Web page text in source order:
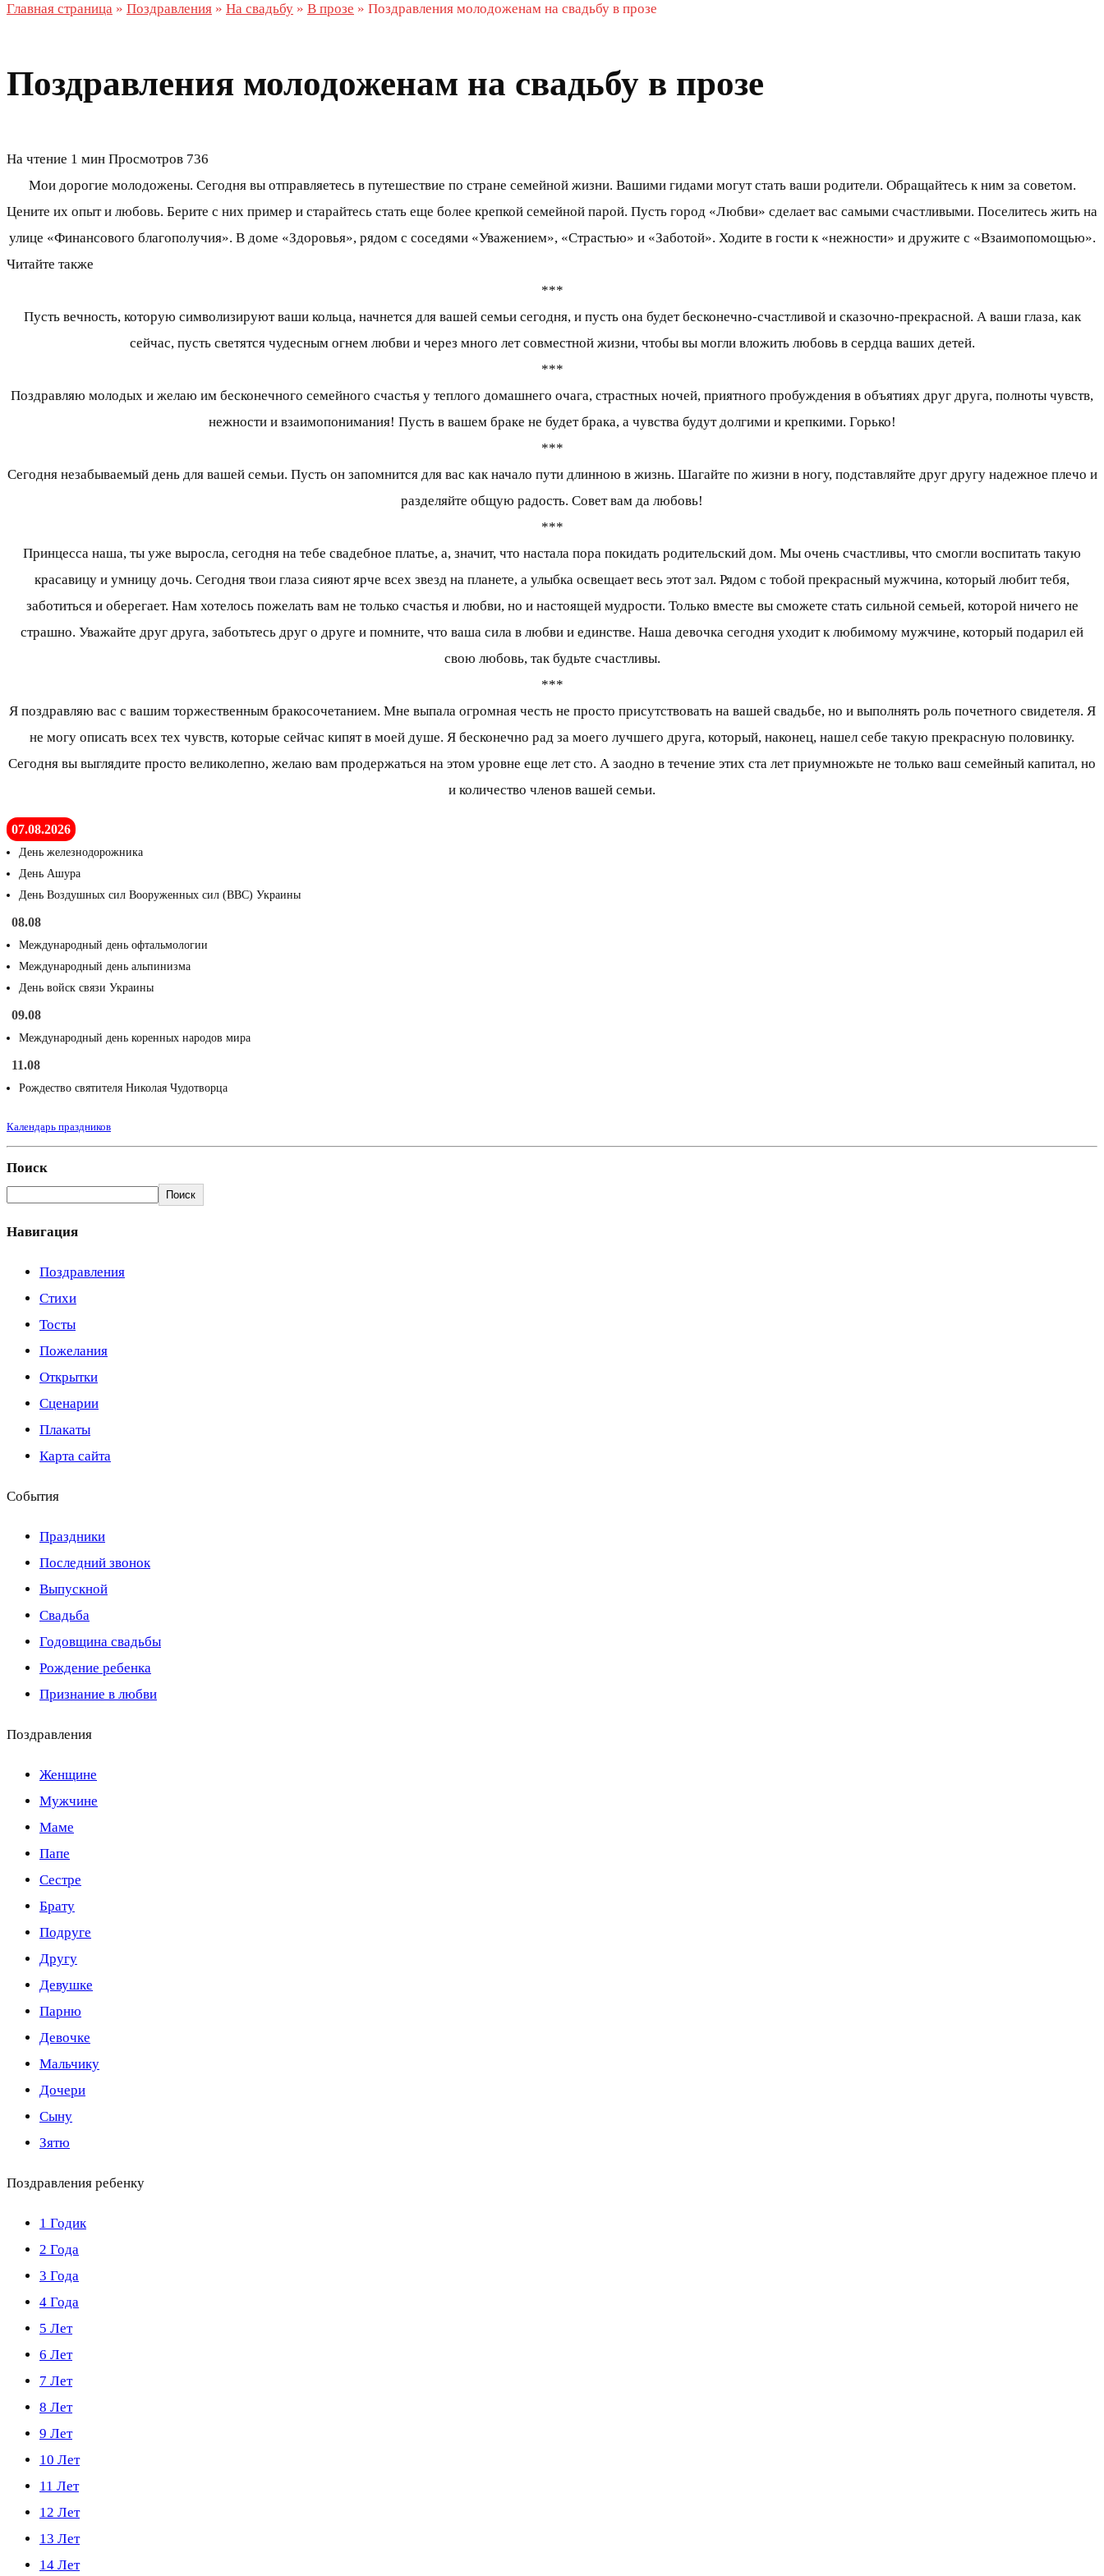
Главная страница » Поздравления » На свадьбу » В прозе » Поздравления молодоженам на свадьбу в прозе
Поздравления молодоженам на свадьбу в прозе
На чтение 1 мин Просмотров 736
Мои дорогие молодожены. Сегодня вы отправляетесь в путешествие по стране семейной жизни. Вашими гидами могут стать ваши родители. Обращайтесь к ним за советом.
Цените их опыт и любовь. Берите с них пример и старайтесь стать еще более крепкой семейной парой. Пусть город «Любви» сделает вас самыми счастливыми. Поселитесь жить на
улице «Финансового благополучия». В доме «Здоровья», рядом с соседями «Уважением», «Страстью» и «Заботой». Ходите в гости к «нежности» и дружите с «Взаимопомощью».
Читайте также
***
Пусть вечность, которую символизируют ваши кольца, начнется для вашей семьи сегодня, и пусть она будет бесконечно-счастливой и сказочно-прекрасной. А ваши глаза, как
сейчас, пусть светятся чудесным огнем любви и через много лет совместной жизни, чтобы вы могли вложить любовь в сердца ваших детей.
***
Поздравляю молодых и желаю им бесконечного семейного счастья у теплого домашнего очага, страстных ночей, приятного пробуждения в объятиях друг друга, полноты чувств,
нежности и взаимопонимания! Пусть в вашем браке не будет брака, а чувства будут долгими и крепкими. Горько!
***
Сегодня незабываемый день для вашей семьи. Пусть он запомнится для вас как начало пути длинною в жизнь. Шагайте по жизни в ногу, подставляйте друг другу надежное плечо и
разделяйте общую радость. Совет вам да любовь!
***
Принцесса наша, ты уже выросла, сегодня на тебе свадебное платье, а, значит, что настала пора покидать родительский дом. Мы очень счастливы, что смогли воспитать такую
красавицу и умницу дочь. Сегодня твои глаза сияют ярче всех звезд на планете, а улыбка освещает весь этот зал. Рядом с тобой прекрасный мужчина, который любит тебя,
заботиться и оберегает. Нам хотелось пожелать вам не только счастья и любви, но и настоящей мудрости. Только вместе вы сможете стать сильной семьей, которой ничего не
страшно. Уважайте друг друга, заботьтесь друг о друге и помните, что ваша сила в любви и единстве. Наша девочка сегодня уходит к любимому мужчине, который подарил ей
свою любовь, так будьте счастливы.
***
Я поздравляю вас с вашим торжественным бракосочетанием. Мне выпала огромная честь не просто присутствовать на вашей свадьбе, но и выполнять роль почетного свидетеля. Я
не могу описать всех тех чувств, которые сейчас кипят в моей душе. Я бесконечно рад за моего лучшего друга, который, наконец, нашел себе такую прекрасную половинку.
Сегодня вы выглядите просто великолепно, желаю вам продержаться на этом уровне еще лет сто. А заодно в течение этих ста лет приумножьте не только ваш семейный капитал, но
и количество членов вашей семьи.
07.08.2026
День железнодорожника
День Ашура
День Воздушных сил Вооруженных сил (ВВС) Украины
08.08
Международный день офтальмологии
Международный день альпинизма
День войск связи Украины
09.08
Международный день коренных народов мира
11.08
Рождество святителя Николая Чудотворца
Календарь праздников
Поиск
Поиск
Навигация
Поздравления
Стихи
Тосты
Пожелания
Открытки
Сценарии
Плакаты
Карта сайта
События
Праздники
Последний звонок
Выпускной
Свадьба
Годовщина свадьбы
Рождение ребенка
Признание в любви
Поздравления
Женщине
Мужчине
Маме
Папе
Сестре
Брату
Подруге
Другу
Девушке
Парню
Девочке
Мальчику
Дочери
Сыну
Зятю
Поздравления ребенку
1 Годик
2 Года
3 Года
4 Года
5 Лет
6 Лет
7 Лет
8 Лет
9 Лет
10 Лет
11 Лет
12 Лет
13 Лет
14 Лет